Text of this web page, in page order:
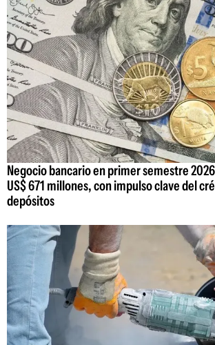
Negocio bancario en primer semestre
US$ 671 millones, con impulso clave del
depósitos